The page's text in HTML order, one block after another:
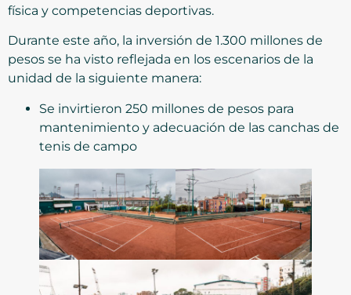
física y competencias deportivas.
Durante este año, la inversión de 1.300 millones de
pesos se ha visto reflejada en los escenarios de la
unidad de la siguiente manera:
Se invirtieron 250 millones de pesos para
mantenimiento y adecuación de las canchas de
tenis de campo